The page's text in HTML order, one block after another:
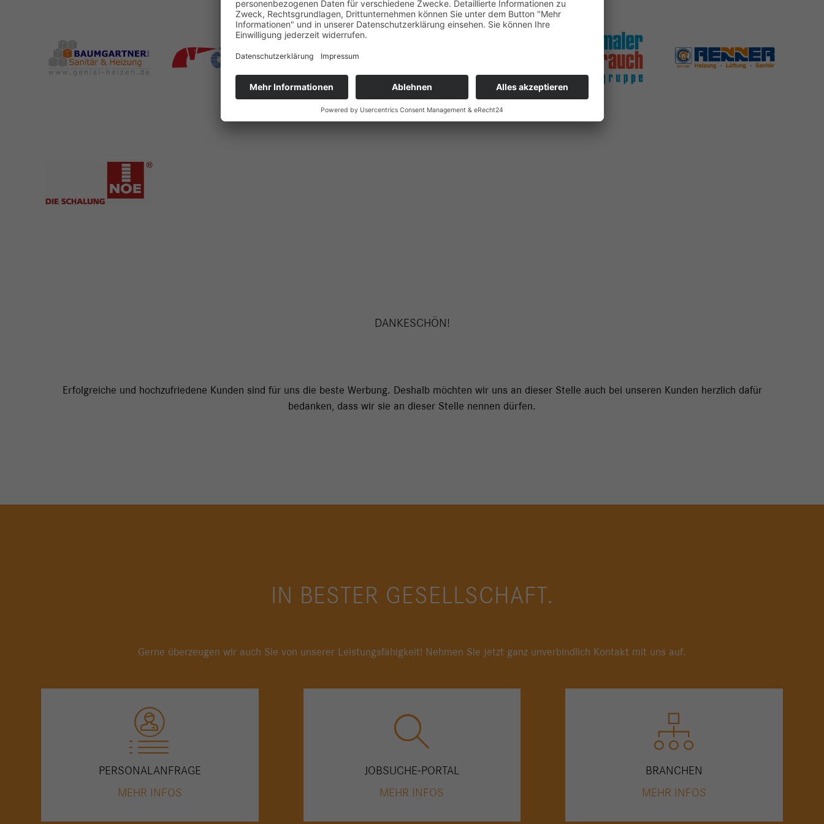
DANKESCHÖN!
Erfolgreiche und hochzufriedene Kunden sind für uns die beste Werbung. Deshalb möchten wir uns an dieser Stelle auch bei unseren Kunden herzlich dafür
bedanken, dass wir sie an dieser Stelle nennen dürfen.
IN BESTER GESELLSCHAFT.
Gerne überzeugen wir auch Sie von unserer Leistungsfähigkeit! Nehmen Sie jetzt ganz unverbindlich Kontakt mit uns auf.
PERSONALANFRAGE
MEHR INFOS
JOBSUCHE-PORTAL
MEHR INFOS
BRANCHEN
MEHR INFOS